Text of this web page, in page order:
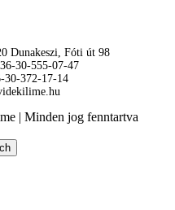
Dunakeszi, Fóti út 98
30-555-07-47
30-372-17-14
| Minden jog fenntartva